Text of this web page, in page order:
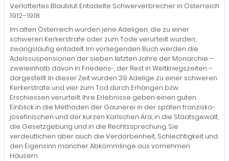
Verlottertes Blaublut. Entadelte Schwerverbrecher in Österreich
1912–1918
Im alten Österreich wurden jene Adeligen, die zu einer
schweren Kerkerstrafe oder zum Tode verurteilt wurden,
zwangsläufig entadelt. Im vorliegenden Buch werden die
Adelssuspensionen der sieben letzten Jahre der Monarchie –
zweieinhalb davon in Friedens-, der Rest in Weltkriegszeiten –
dargestellt. In dieser Zeit wurden 39 Adelige zu einer schweren
Kerkerstrafe und vier zum Tod durch Erhängen bzw.
Erschiessen verurteilt. Ihre Erlebnisse geben einen guten
Einblick in die Methoden der Gaunerei in der späten franzisko-
josefinischen und der kurzen Karlschen Ära, in die Staatsgewalt,
die Gesetzgebung und in die Rechtssprechung. Sie
verdeutlichen aber auch die Verdorbenheit, Schlechtigkeit und
den Eigensinn mancher Abkömmlinge aus vornehmen
Häusern.